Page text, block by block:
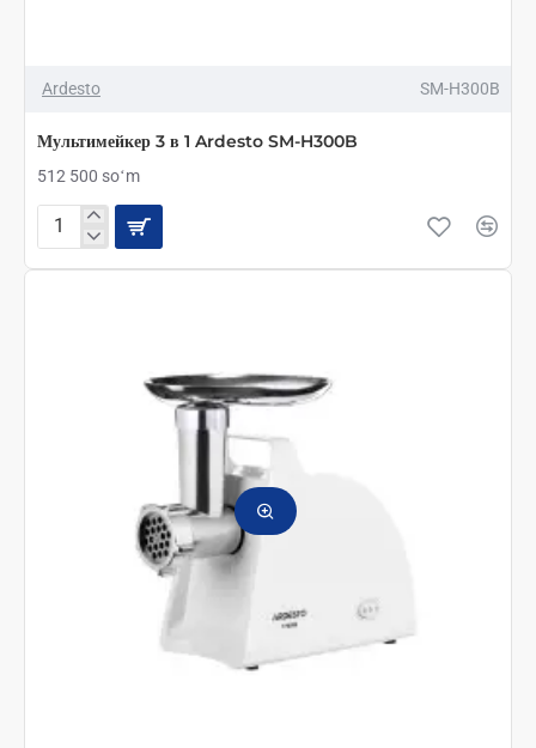
Ardesto SM-H300B
Мультимейкер 3 в 1 Ardesto SM-H300B
512 500 soʻm
Мультимейкер